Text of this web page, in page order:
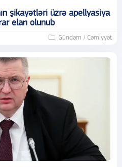
şikayətləri üzrə apellyasiya
elan olunub
Gündəm / Cəmiyyət